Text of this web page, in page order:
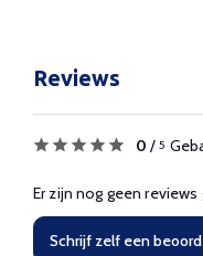
Reviews
0 / 5
Er zijn nog geen
Schrijf zelf een